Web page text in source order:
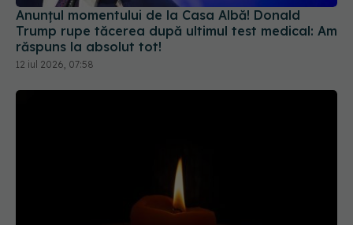
Anunțul momentului de la Casa Albă! Donald
Trump rupe tăcerea după ultimul test medical: Am
răspuns la absolut tot!
12 iul 2026, 07:58